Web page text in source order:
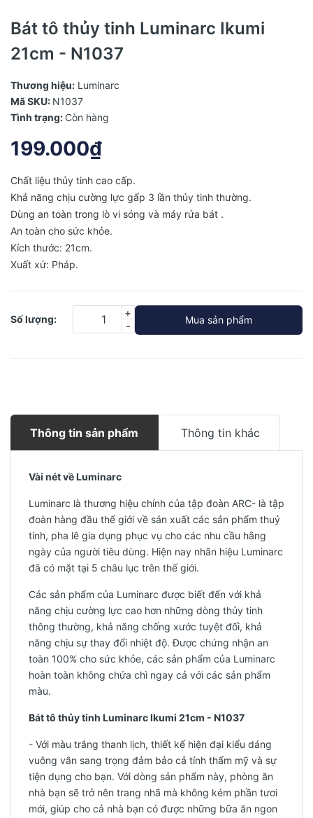
Bát tô thủy tinh Luminarc Ikumi
21cm - N1037
Thương hiệu: Luminarc
Mã SKU: N1037
Tình trạng: Còn hàng
199.000₫
Chất liệu thủy tinh cao cấp.
Khả năng chịu cường lực gấp 3 lần thủy tinh thường.
Dùng an toàn trong lò vi sóng và máy rửa bát .
An toàn cho sức khỏe.
Kích thước: 21cm.
Xuất xứ: Pháp.
Số lượng:
-
+
Mua sản phẩm
Thông tin sản phẩm Thông tin khác
Vài nét về Luminarc
Luminarc là thương hiệu chính của tập đoàn ARC- là tập
đoàn hàng đầu thế giới về sản xuất các sản phẩm thuỷ
tinh, pha lê gia dụng phục vụ cho các nhu cầu hằng
ngày của người tiêu dùng. Hiện nay nhãn hiệu Luminarc
đã có mặt tại 5 châu lục trên thế giới.
Các sản phẩm của Luminarc được biết đến với khả
năng chịu cường lực cao hơn những dòng thủy tinh
thông thường, khả năng chống xước tuyệt đối, khả
năng chịu sự thay đổi nhiệt độ. Được chứng nhận an
toàn 100% cho sức khỏe, các sản phẩm của Luminarc
hoàn toàn không chứa chì ngay cả với các sản phẩm
màu.
Bát tô thủy tinh Luminarc Ikumi 21cm - N1037
- Với màu trắng thanh lịch, thiết kế hiện đại kiểu dáng
vuông vắn sang trọng đảm bảo cả tính thẩm mỹ và sự
tiện dụng cho bạn. Với dòng sản phẩm này, phòng ăn
nhà bạn sẽ trở nên trang nhã mà không kém phần tươi
mới, giúp cho cả nhà bạn có được những bữa ăn ngon